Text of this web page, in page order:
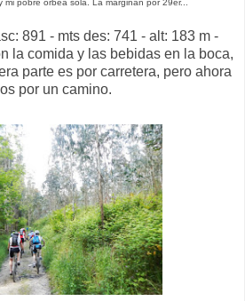
pobre orbea sola. La marginan por 29er...
891 - mts des: 741 - alt: 183 m -
la comida y las bebidas en la boca,
parte es por carretera, pero ahora
por un camino.